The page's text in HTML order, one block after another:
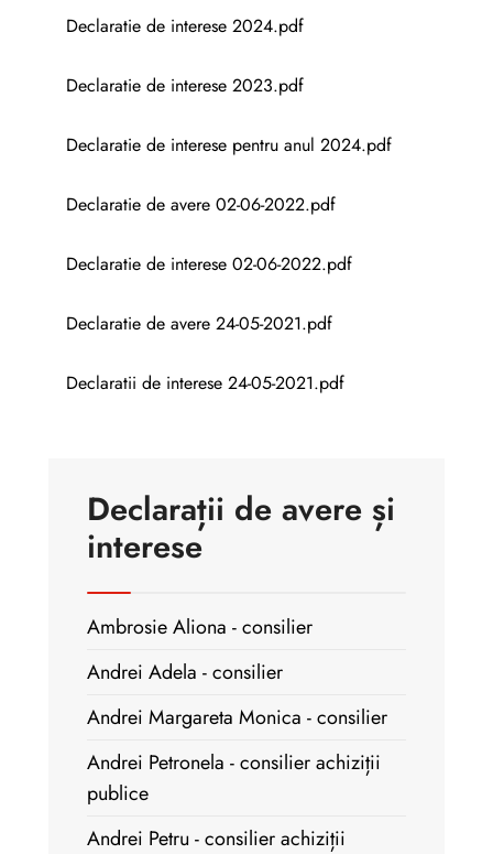
Declaratie de interese 2024.pdf
Declaratie de interese 2023.pdf
Declaratie de interese pentru anul 2024.pdf
Declaratie de avere 02-06-2022.pdf
Declaratie de interese 02-06-2022.pdf
Declaratie de avere 24-05-2021.pdf
Declaratii de interese 24-05-2021.pdf
Declarații de avere și
interese
Ambrosie Aliona - consilier
Andrei Adela - consilier
Andrei Margareta Monica - consilier
Andrei Petronela - consilier achiziții
publice
Andrei Petru - consilier achiziții